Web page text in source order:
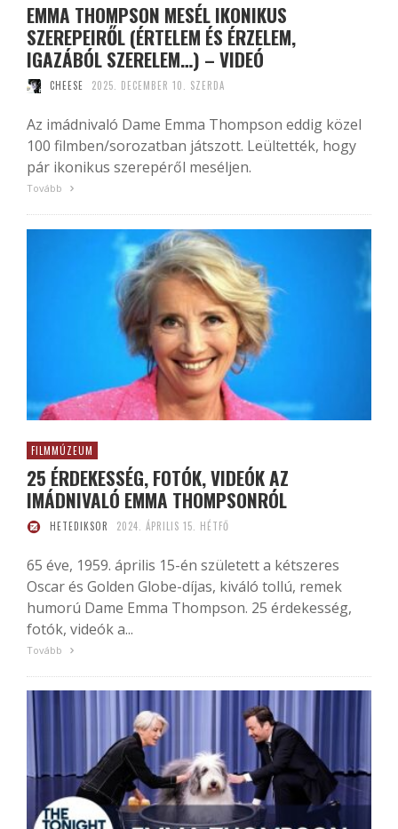
EMMA THOMPSON MESÉL IKONIKUS
SZEREPEIRŐL (ÉRTELEM ÉS ÉRZELEM,
IGAZÁBÓL SZERELEM…) – VIDEÓ
CHEESE 2025. DECEMBER 10. SZERDA
Az imádnivaló Dame Emma Thompson eddig közel
100 filmben/sorozatban játszott. Leültették, hogy
pár ikonikus szerepéről meséljen.
Tovább
FILMMÚZEUM
25 ÉRDEKESSÉG, FOTÓK, VIDEÓK AZ
IMÁDNIVALÓ EMMA THOMPSONRÓL
HETEDIKSOR 2024. ÁPRILIS 15. HÉTFŐ
65 éve, 1959. április 15-én született a kétszeres
Oscar és Golden Globe-díjas, kiváló tollú, remek
humorú Dame Emma Thompson. 25 érdekesség,
fotók, videók a...
Tovább